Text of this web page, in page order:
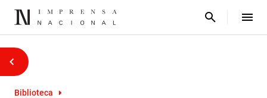
Biblioteca